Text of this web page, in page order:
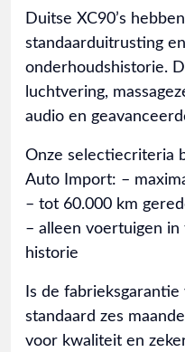
Duitse XC90’s
standaarduitrusting
onderhoudshistorie.
luchtvering,
audio en
Onze selectiecriteria
Auto Import: –
– tot 60.000 km
– alleen voertuigen
historie
Is de
standaard zes
voor kwaliteit en